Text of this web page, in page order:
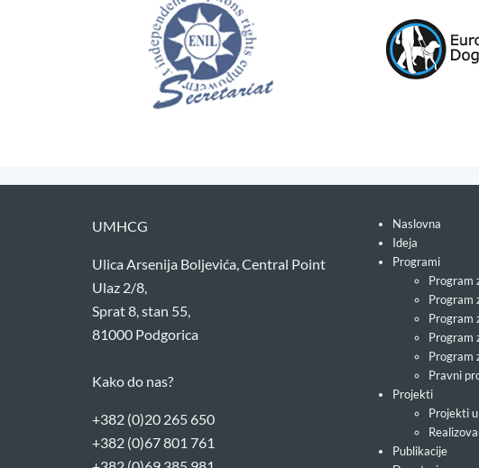
UMHCG
Ulica Arsenija Boljevića, Central Point
Ulaz 2/8,
Sprat 8, stan 55,
81000 Podgorica
Kako do nas?
+382 (0)20 265 650
+382 (0)67 801 761
Naslovna
Ideja
Programi
Program
Program
Program
Program
Program
Pravni
Projekti
Projekti
Publikacije